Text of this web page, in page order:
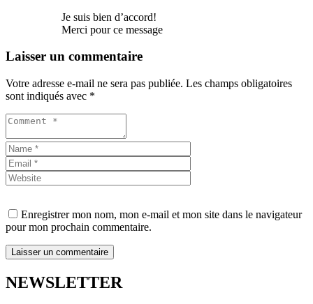
Je suis bien d’accord!
Merci pour ce message
Laisser un commentaire
Votre adresse e-mail ne sera pas publiée. Les champs obligatoires
sont indiqués avec *
Enregistrer mon nom, mon e-mail et mon site dans le navigateur
pour mon prochain commentaire.
NEWSLETTER